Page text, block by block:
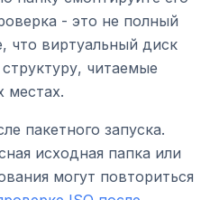
- это не полный
что виртуальный диск
читаемые
местах.
пакетного запуска.
исходная папка или
могут повториться